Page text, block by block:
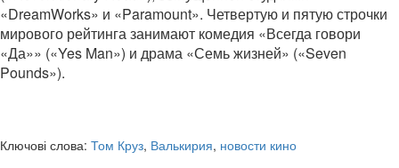
«DreamWorks» и «Paramount». Четвертую и пятую строчки
мирового рейтинга занимают комедия «Всегда говори
«Да»» («Yes Man») и драма «Семь жизней» («Seven
Pounds»).
Ключові слова: Том Круз, Валькирия, новости кино